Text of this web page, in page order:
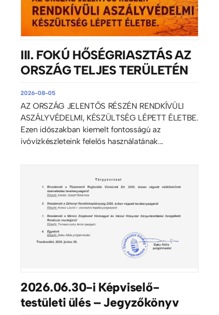
III. FOKÚ HŐSÉGRIASZTÁS AZ
ORSZÁG TELJES TERÜLETÉN
2026-08-05
AZ ORSZÁG JELENTŐS RÉSZÉN RENDKÍVÜLI
ASZÁLYVÉDELMI, KÉSZÜLTSÉG LÉPETT ÉLETBE.
Ezen időszakban kiemelt fontosságú az
ivóvízkészleteink felelős használatának...
2026.06.30-i Képviselő-
testületi ülés – Jegyzőkönyv